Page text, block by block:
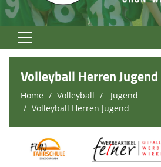
Home
TG Rockt!
Vereinsnews
Fußball
Volleyball Herren Jugend
Home Volleyball
Jugend
Volleyball Herren Jugend